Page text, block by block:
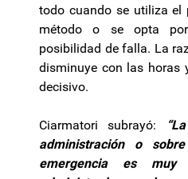
todo cuando se utiliza el
método o se opta
posibilidad de falla. La
disminuye con las horas
decisivo.
Ciarmatori subrayó:
administración o
emergencia es